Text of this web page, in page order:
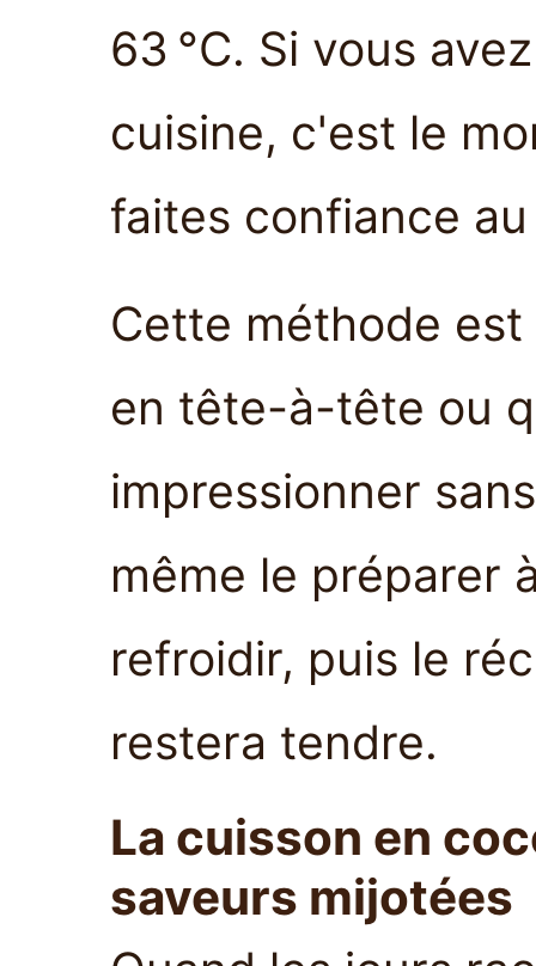
63 °C. Si vous
cuisine, c'est le
faites confiance
Cette méthode
en tête-à-tête ou
impressionner
même le préparer
refroidir, puis le
restera tendre.
La cuisson en
saveurs mijotées